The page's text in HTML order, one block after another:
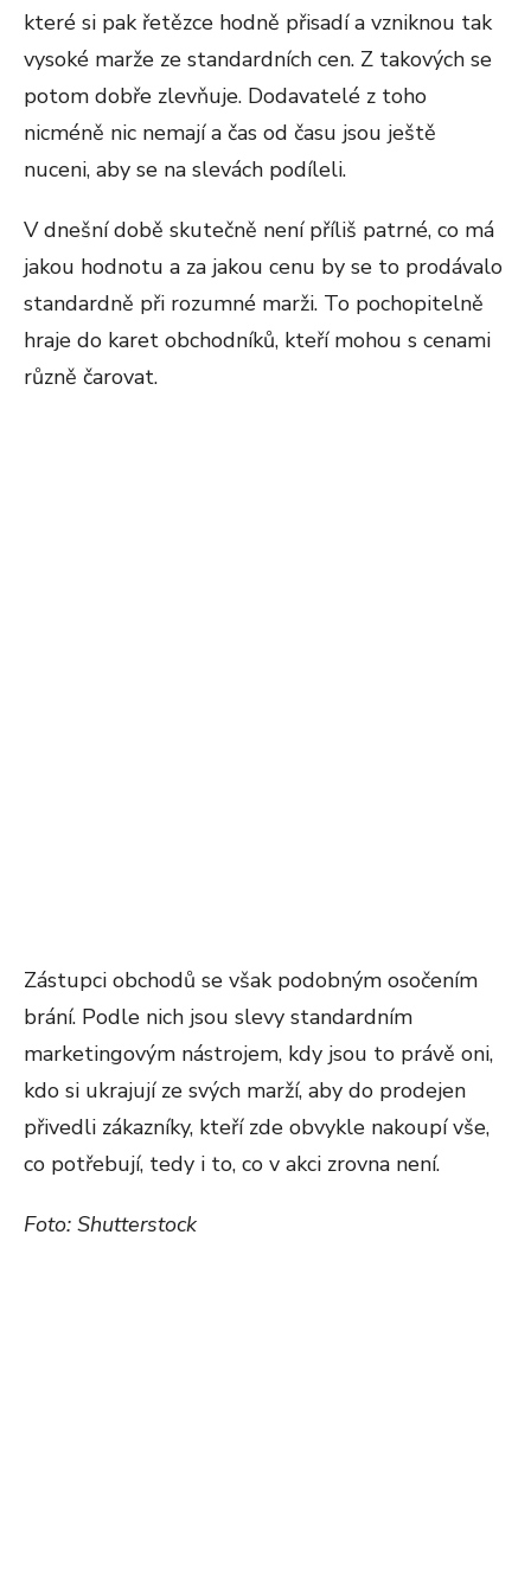
které si pak řetězce hodně přisadí a vzniknou tak
vysoké marže ze standardních cen. Z takových se
potom dobře zlevňuje. Dodavatelé z toho
nicméně nic nemají a čas od času jsou ještě
nuceni, aby se na slevách podíleli.
V dnešní době skutečně není příliš patrné, co má
jakou hodnotu a za jakou cenu by se to prodávalo
standardně při rozumné marži. To pochopitelně
hraje do karet obchodníků, kteří mohou s cenami
různě čarovat.
Zástupci obchodů se však podobným osočením
brání. Podle nich jsou slevy standardním
marketingovým nástrojem, kdy jsou to právě oni,
kdo si ukrajují ze svých marží, aby do prodejen
přivedli zákazníky, kteří zde obvykle nakoupí vše,
co potřebují, tedy i to, co v akci zrovna není.
Foto: Shutterstock